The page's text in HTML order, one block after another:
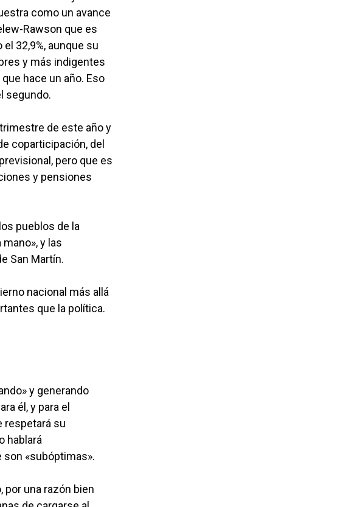
como un avance
Rawson que es
32,9%, aunque su
y más indigentes
hace un año. Eso
segundo.
de este año y
coparticipación, del
pero que es
y pensiones
pueblos de la
y las
San Martín.
nacional más allá
que la política.
y generando
él, y para el
respetará su
hablará
«subóptimas».
por una razón bien